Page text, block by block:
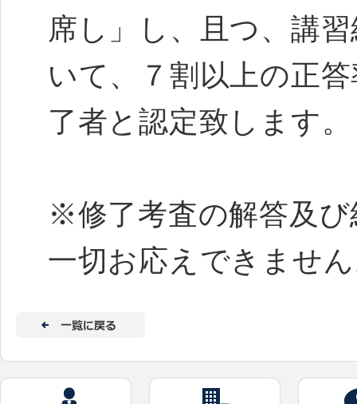
席し」し、且つ、講
いて、７割以上の正
了者と認定致します。
※修了考査の解答及
一切お応えできませ